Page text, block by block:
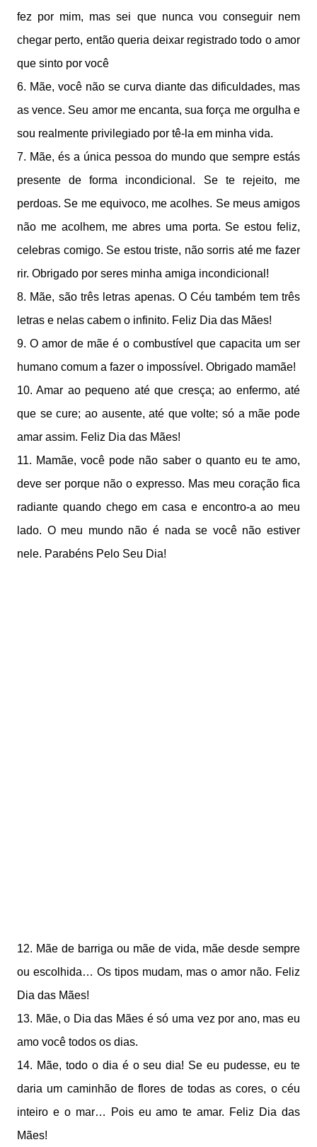
fez por mim, mas sei que nunca vou conseguir nem
chegar perto, então queria deixar registrado todo o amor
que sinto por você
6. Mãe, você não se curva diante das dificuldades, mas
as vence. Seu amor me encanta, sua força me orgulha e
sou realmente privilegiado por tê-la em minha vida.
7. Mãe, és a única pessoa do mundo que sempre estás
presente de forma incondicional. Se te rejeito, me
perdoas. Se me equivoco, me acolhes. Se meus amigos
não me acolhem, me abres uma porta. Se estou feliz,
celebras comigo. Se estou triste, não sorris até me fazer
rir. Obrigado por seres minha amiga incondicional!
8. Mãe, são três letras apenas. O Céu também tem três
letras e nelas cabem o infinito. Feliz Dia das Mães!
9. O amor de mãe é o combustível que capacita um ser
humano comum a fazer o impossível. Obrigado mamãe!
10. Amar ao pequeno até que cresça; ao enfermo, até
que se cure; ao ausente, até que volte; só a mãe pode
amar assim. Feliz Dia das Mães!
11. Mamãe, você pode não saber o quanto eu te amo,
deve ser porque não o expresso. Mas meu coração fica
radiante quando chego em casa e encontro-a ao meu
lado. O meu mundo não é nada se você não estiver
nele. Parabéns Pelo Seu Dia!
12. Mãe de barriga ou mãe de vida, mãe desde sempre
ou escolhida… Os tipos mudam, mas o amor não. Feliz
Dia das Mães!
13. Mãe, o Dia das Mães é só uma vez por ano, mas eu
amo você todos os dias.
14. Mãe, todo o dia é o seu dia! Se eu pudesse, eu te
daria um caminhão de flores de todas as cores, o céu
inteiro e o mar… Pois eu amo te amar. Feliz Dia das
Mães!